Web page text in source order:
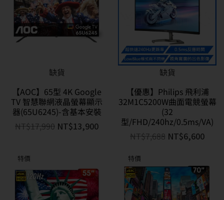
缺貨
【AOC】65型 4K Google
TV 智慧聯網液晶螢幕顯示
器(65U6245)-含基本安裝
NT$17,990 NT$13,900
缺貨
【優惠】Philips 飛利浦
32M1C5200W曲面電競螢幕
(32
型/FHD/240hz/0.5ms/VA)
NT$7,688 NT$6,600
特價 特價